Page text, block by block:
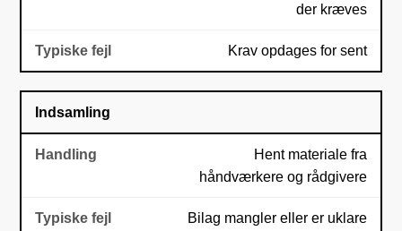
der kræves
Krav opdages for sent
Indsamling
Hent materiale fra
håndværkere og rådgivere
Bilag mangler eller er uklare